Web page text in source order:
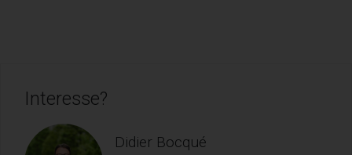
Interesse?
Didier Bocqué